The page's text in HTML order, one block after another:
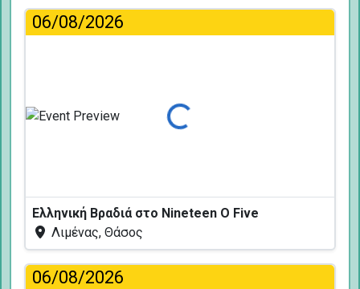
06/08/2026
Φόρτωση...
Ελληνική Βραδιά στο Nineteen O Five
Λιμένας, Θάσος
06/08/2026